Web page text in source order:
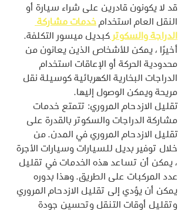
قد لا يكونون قادرين على شراء سيارة أو
النقل العام استخدام خدمات مشاركة
الدراجة والسكوتر كبديل ميسور التكلفة.
أخيرًا ، يمكن للأشخاص الذين يعانون من
محدودية الحركة أو الإعاقات استخدام
الدراجات البخارية الكهربائية كوسيلة نقل
مريحة ويمكن الوصول إليها.
تقليل الازدحام المروري: تتمتع خدمات
مشاركة الدراجات والسكوتر بالقدرة على
تقليل الازدحام المروري في المدن. من
خلال توفير بديل للسيارات وسيارات الأجرة
، يمكن أن تساعد هذه الخدمات في تقليل
عدد المركبات على الطريق. وهذا بدوره
يمكن أن يؤدي إلى تقليل الازدحام المروري
وتقليل أوقات التنقل وتحسين جودة